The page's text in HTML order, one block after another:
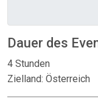
Dauer des
4 Stunden
Zielland: Österreich